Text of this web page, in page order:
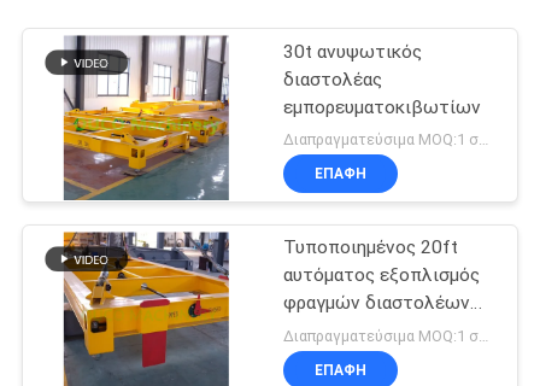
30t ανυψωτικός
διαστολέας
εμπορευματοκιβωτίων
Διαπραγματεύσιμα MOQ:1 σύνολο
ΕΠΑΦΉ
Τυποποιημένος 20ft
αυτόματος εξοπλισμός
φραγμών διαστολέων
εμπορευματοκιβωτίων
ανυψωτικός
ΕΠΑΦΉ